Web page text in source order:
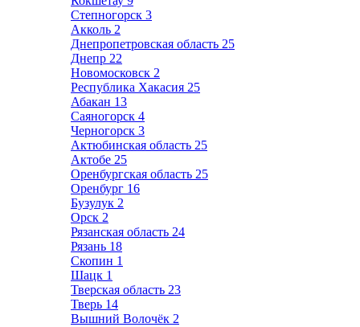
Степногорск 3
Акколь 2
Днепропетровская область 25
Днепр 22
Новомосковск 2
Республика Хакасия 25
Абакан 13
Саяногорск 4
Черногорск 3
Актюбинская область 25
Актобе 25
Оренбургская область 25
Оренбург 16
Бузулук 2
Орск 2
Рязанская область 24
Рязань 18
Скопин 1
Шацк 1
Тверская область 23
Тверь 14
Вышний Волочёк 2